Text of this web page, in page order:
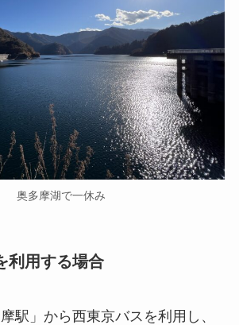
奥多摩湖で一休み
利用する場合
駅」から西東京バスを利用し、